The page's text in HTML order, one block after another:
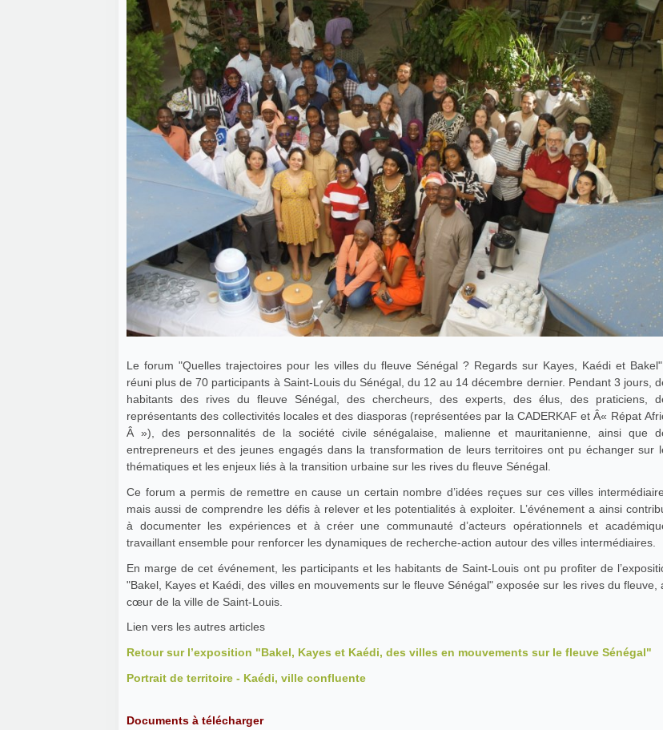
Le forum "Quelles trajectoires pour les villes du fleuve Sénégal ? Regards sur Kayes, Kaédi et
réuni plus de 70 participants à Saint-Louis du Sénégal, du 12 au 14 décembre dernier. Pendant 3 jours,
habitants des rives du fleuve Sénégal, des chercheurs, des experts, des élus, des praticiens,
représentants des collectivités locales et des diasporas (représentées par la CADERKAF et Â« Répat
Â »), des personnalités de la société civile sénégalaise, malienne et mauritanienne, ainsi que
entrepreneurs et des jeunes engagés dans la transformation de leurs territoires ont pu échanger sur
thématiques et les enjeux liés à la transition urbaine sur les rives du fleuve Sénégal.
Ce forum a permis de remettre en cause un certain nombre d’idées reçues sur ces villes
mais aussi de comprendre les défis à relever et les potentialités à exploiter. L’événement a ainsi
à documenter les expériences et à créer une communauté d’acteurs opérationnels et
travaillant ensemble pour renforcer les dynamiques de recherche-action autour des villes intermédiaires.
En marge de cet événement, les participants et les habitants de Saint-Louis ont pu profiter de
"Bakel, Kayes et Kaédi, des villes en mouvements sur le fleuve Sénégal" exposée sur les rives du fleuve,
cœur de la ville de Saint-Louis.
Lien vers les autres articles
Retour sur l’exposition "Bakel, Kayes et Kaédi, des villes en mouvements sur le fleuve Sénégal"
Portrait de territoire - Kaédi, ville confluente
Documents à télécharger